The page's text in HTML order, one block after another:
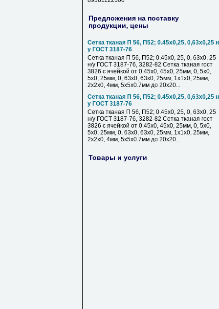
Предложения на поставку
продукции, цены
Сетка тканая П 56, П52; 0.45х0,25, 0,63х0,25
у ГОСТ 3187-76
Сетка тканая П 56, П52; 0.45х0, 25, 0, 63х0, 25
н/у ГОСТ 3187-76, 3282-82 Сетка тканая гост
3826 с ячейкой от 0.45х0, 45х0, 25мм, 0, 5х0,
5х0, 25мм, 0, 63х0, 63х0, 25мм, 1х1х0, 25мм,
2х2х0, 4мм, 5х5х0.7мм до 20х20...
Сетка тканая П 56, П52; 0.45х0,25, 0,63х0,25
у ГОСТ 3187-76
Сетка тканая П 56, П52; 0.45х0, 25, 0, 63х0, 25
н/у ГОСТ 3187-76, 3282-82 Сетка тканая гост
3826 с ячейкой от 0.45х0, 45х0, 25мм, 0, 5х0,
5х0, 25мм, 0, 63х0, 63х0, 25мм, 1х1х0, 25мм,
2х2х0, 4мм, 5х5х0.7мм до 20х20...
Товары и услуги